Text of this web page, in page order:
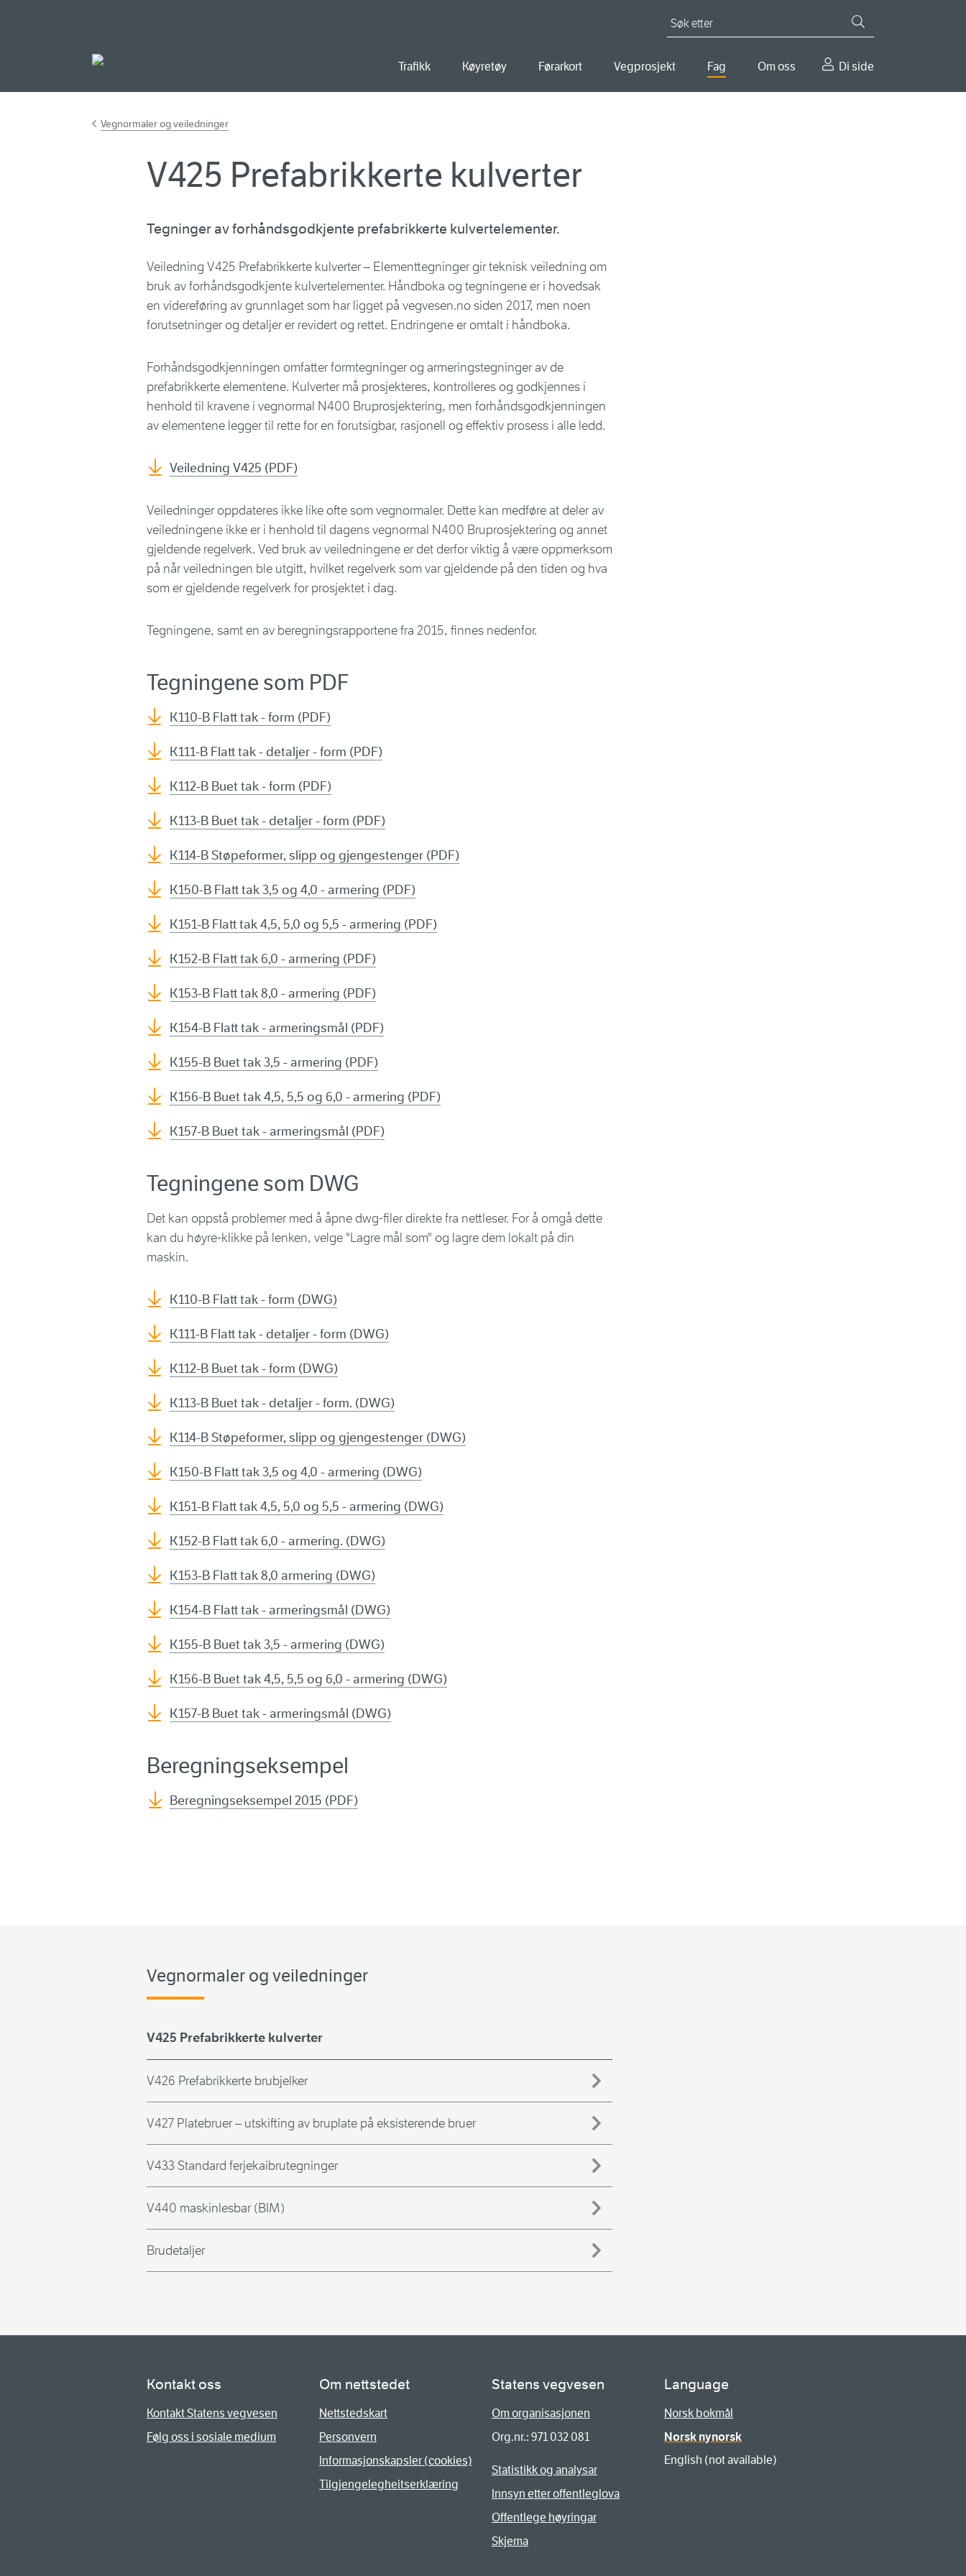
Trafikk Køyretøy Førarkort Vegprosjekt Fag Om oss Di side
Vegnormaler og veiledninger
V425 Prefabrikkerte kulverter
Tegninger av forhåndsgodkjente prefabrikkerte kulvertelementer.
Veiledning V425 Prefabrikkerte kulverter – Elementtegninger gir teknisk veiledning om
bruk av forhåndsgodkjente kulvertelementer. Håndboka og tegningene er i hovedsak
en videreføring av grunnlaget som har ligget på vegvesen.no siden 2017, men noen
forutsetninger og detaljer er revidert og rettet. Endringene er omtalt i håndboka.
Forhåndsgodkjenningen omfatter formtegninger og armeringstegninger av de
prefabrikkerte elementene. Kulverter må prosjekteres, kontrolleres og godkjennes i
henhold til kravene i vegnormal N400 Bruprosjektering, men forhåndsgodkjenningen
av elementene legger til rette for en forutsigbar, rasjonell og effektiv prosess i alle ledd.
Veiledning V425 (PDF)
Veiledninger oppdateres ikke like ofte som vegnormaler. Dette kan medføre at deler av
veiledningene ikke er i henhold til dagens vegnormal N400 Bruprosjektering og annet
gjeldende regelverk. Ved bruk av veiledningene er det derfor viktig å være oppmerksom
på når veiledningen ble utgitt, hvilket regelverk som var gjeldende på den tiden og hva
som er gjeldende regelverk for prosjektet i dag.
Tegningene, samt en av beregningsrapportene fra 2015, finnes nedenfor.
Tegningene som PDF
K110-B Flatt tak - form (PDF)
K111-B Flatt tak - detaljer - form (PDF)
K112-B Buet tak - form (PDF)
K113-B Buet tak - detaljer - form (PDF)
K114-B Støpeformer, slipp og gjengestenger (PDF)
K150-B Flatt tak 3,5 og 4,0 - armering (PDF)
K151-B Flatt tak 4,5, 5,0 og 5,5 - armering (PDF)
K152-B Flatt tak 6,0 - armering (PDF)
K153-B Flatt tak 8,0 - armering (PDF)
K154-B Flatt tak - armeringsmål (PDF)
K155-B Buet tak 3,5 - armering (PDF)
K156-B Buet tak 4,5, 5,5 og 6,0 - armering (PDF)
K157-B Buet tak - armeringsmål (PDF)
Tegningene som DWG
Det kan oppstå problemer med å åpne dwg-filer direkte fra nettleser. For å omgå dette
kan du høyre-klikke på lenken, velge "Lagre mål som" og lagre dem lokalt på din
maskin.
K110-B Flatt tak - form (DWG)
K111-B Flatt tak - detaljer - form (DWG)
K112-B Buet tak - form (DWG)
K113-B Buet tak - detaljer - form. (DWG)
K114-B Støpeformer, slipp og gjengestenger (DWG)
K150-B Flatt tak 3,5 og 4,0 - armering (DWG)
K151-B Flatt tak 4,5, 5,0 og 5,5 - armering (DWG)
K152-B Flatt tak 6,0 - armering. (DWG)
K153-B Flatt tak 8,0 armering (DWG)
K154-B Flatt tak - armeringsmål (DWG)
K155-B Buet tak 3,5 - armering (DWG)
K156-B Buet tak 4,5, 5,5 og 6,0 - armering (DWG)
K157-B Buet tak - armeringsmål (DWG)
Beregningseksempel
Beregningseksempel 2015 (PDF)
Vegnormaler og veiledninger
V425 Prefabrikkerte kulverter
V426 Prefabrikkerte brubjelker
V427 Platebruer – utskifting av bruplate på eksisterende bruer
V433 Standard ferjekaibrutegninger
V440 maskinlesbar (BIM)
Brudetaljer
Kontakt oss
Kontakt Statens vegvesen
Følg oss i sosiale medium
Om nettstedet
Nettstedskart
Personvern
Informasjonskapsler (cookies)
Tilgjengelegheitserklæring
Statens vegvesen
Om organisasjonen
Org.nr.: 971 032 081
Statistikk og analysar
Innsyn etter offentleglova
Offentlege høyringar
Skjema
Language
Norsk bokmål
Norsk nynorsk
English (not available)